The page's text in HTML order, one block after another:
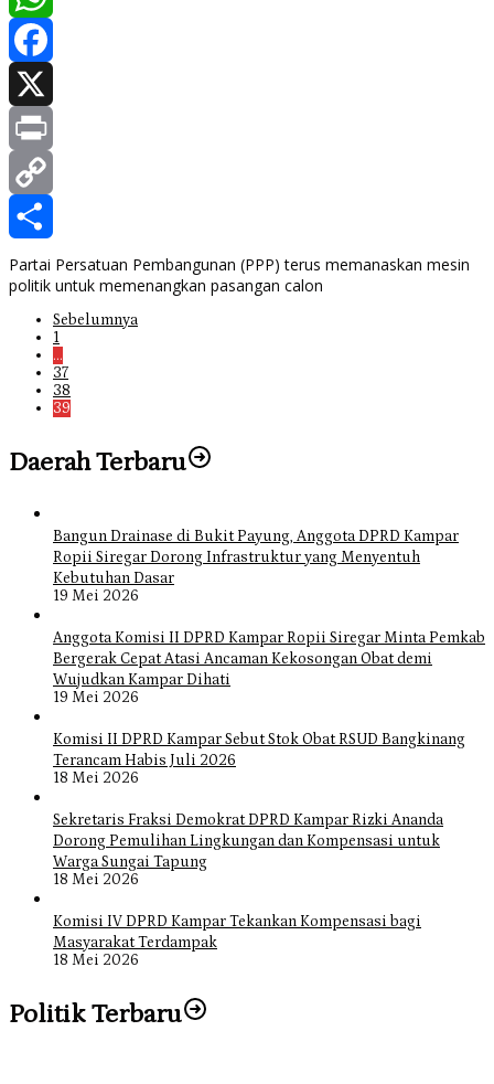
WhatsApp
Facebook
X
Print
Copy
Link
Share
Partai Persatuan Pembangunan (PPP) terus memanaskan mesin
politik untuk memenangkan pasangan calon
Sebelumnya
1
…
37
38
39
Daerah Terbaru
Bangun Drainase di Bukit Payung, Anggota DPRD Kampar
Ropii Siregar Dorong Infrastruktur yang Menyentuh
Kebutuhan Dasar
19 Mei 2026
Anggota Komisi II DPRD Kampar Ropii Siregar Minta Pemkab
Bergerak Cepat Atasi Ancaman Kekosongan Obat demi
Wujudkan Kampar Dihati
19 Mei 2026
Komisi II DPRD Kampar Sebut Stok Obat RSUD Bangkinang
Terancam Habis Juli 2026
18 Mei 2026
Sekretaris Fraksi Demokrat DPRD Kampar Rizki Ananda
Dorong Pemulihan Lingkungan dan Kompensasi untuk
Warga Sungai Tapung
18 Mei 2026
Komisi IV DPRD Kampar Tekankan Kompensasi bagi
Masyarakat Terdampak
18 Mei 2026
Politik Terbaru